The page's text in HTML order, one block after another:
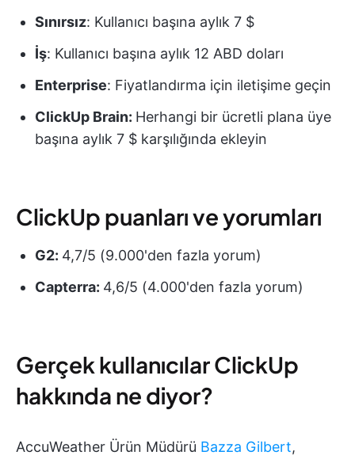
Sınırsız: Kullanıcı başına aylık 7 $
İş: Kullanıcı başına aylık 12 ABD doları
Enterprise: Fiyatlandırma için iletişime geçin
ClickUp Brain: Herhangi bir ücretli plana üye
başına aylık 7 $ karşılığında ekleyin
ClickUp puanları ve yorumları
G2: 4,7/5 (9.000'den fazla yorum)
Capterra: 4,6/5 (4.000'den fazla yorum)
Gerçek kullanıcılar ClickUp
hakkında ne diyor?
AccuWeather Ürün Müdürü Bazza Gilbert,